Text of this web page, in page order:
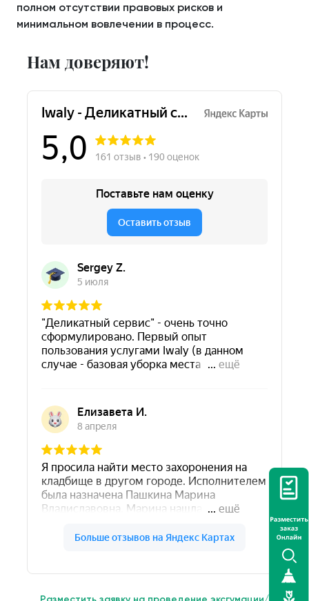
полном отсутствии правовых рисков и
минимальном вовлечении в процесс.
Нам доверяют!